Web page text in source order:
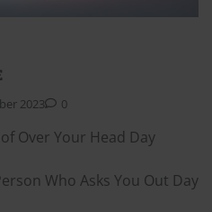
2023 0
Over Your Head Day
Who Asks You Out Day